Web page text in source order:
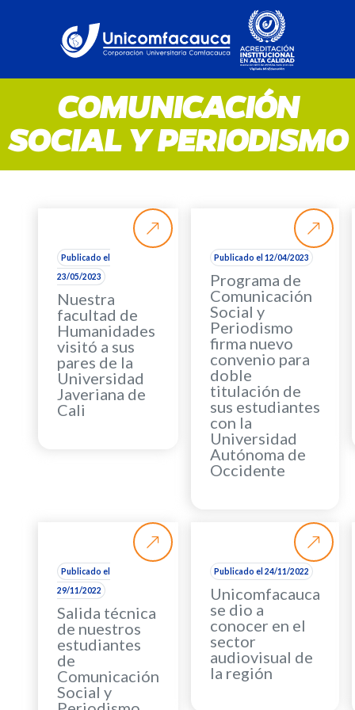
COMUNICACIÓN
SOCIAL Y PERIODISMO
Publicado el
23/05/2023
Nuestra
facultad de
Humanidades
visitó a sus
pares de la
Universidad
Javeriana de
Cali
Publicado el 12/04/2023
Programa de
Comunicación
Social y
Periodismo
firma nuevo
convenio para
doble
titulación de
sus estudiantes
con la
Universidad
Autónoma de
Occidente
Publicado el
29/11/2022
Salida técnica
de nuestros
estudiantes
de
Comunicación
Social y
Publicado el 24/11/2022
Unicomfacauca
se dio a
conocer en el
sector
audiovisual de
la región